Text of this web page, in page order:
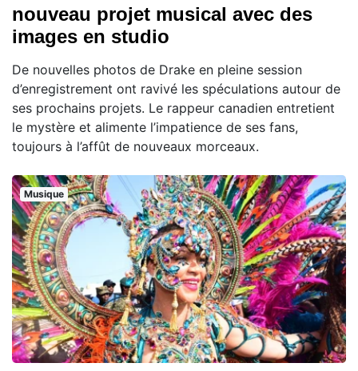
nouveau projet musical avec des
images en studio
De nouvelles photos de Drake en pleine session
d’enregistrement ont ravivé les spéculations autour de
ses prochains projets. Le rappeur canadien entretient
le mystère et alimente l’impatience de ses fans,
toujours à l’affût de nouveaux morceaux.
Musique